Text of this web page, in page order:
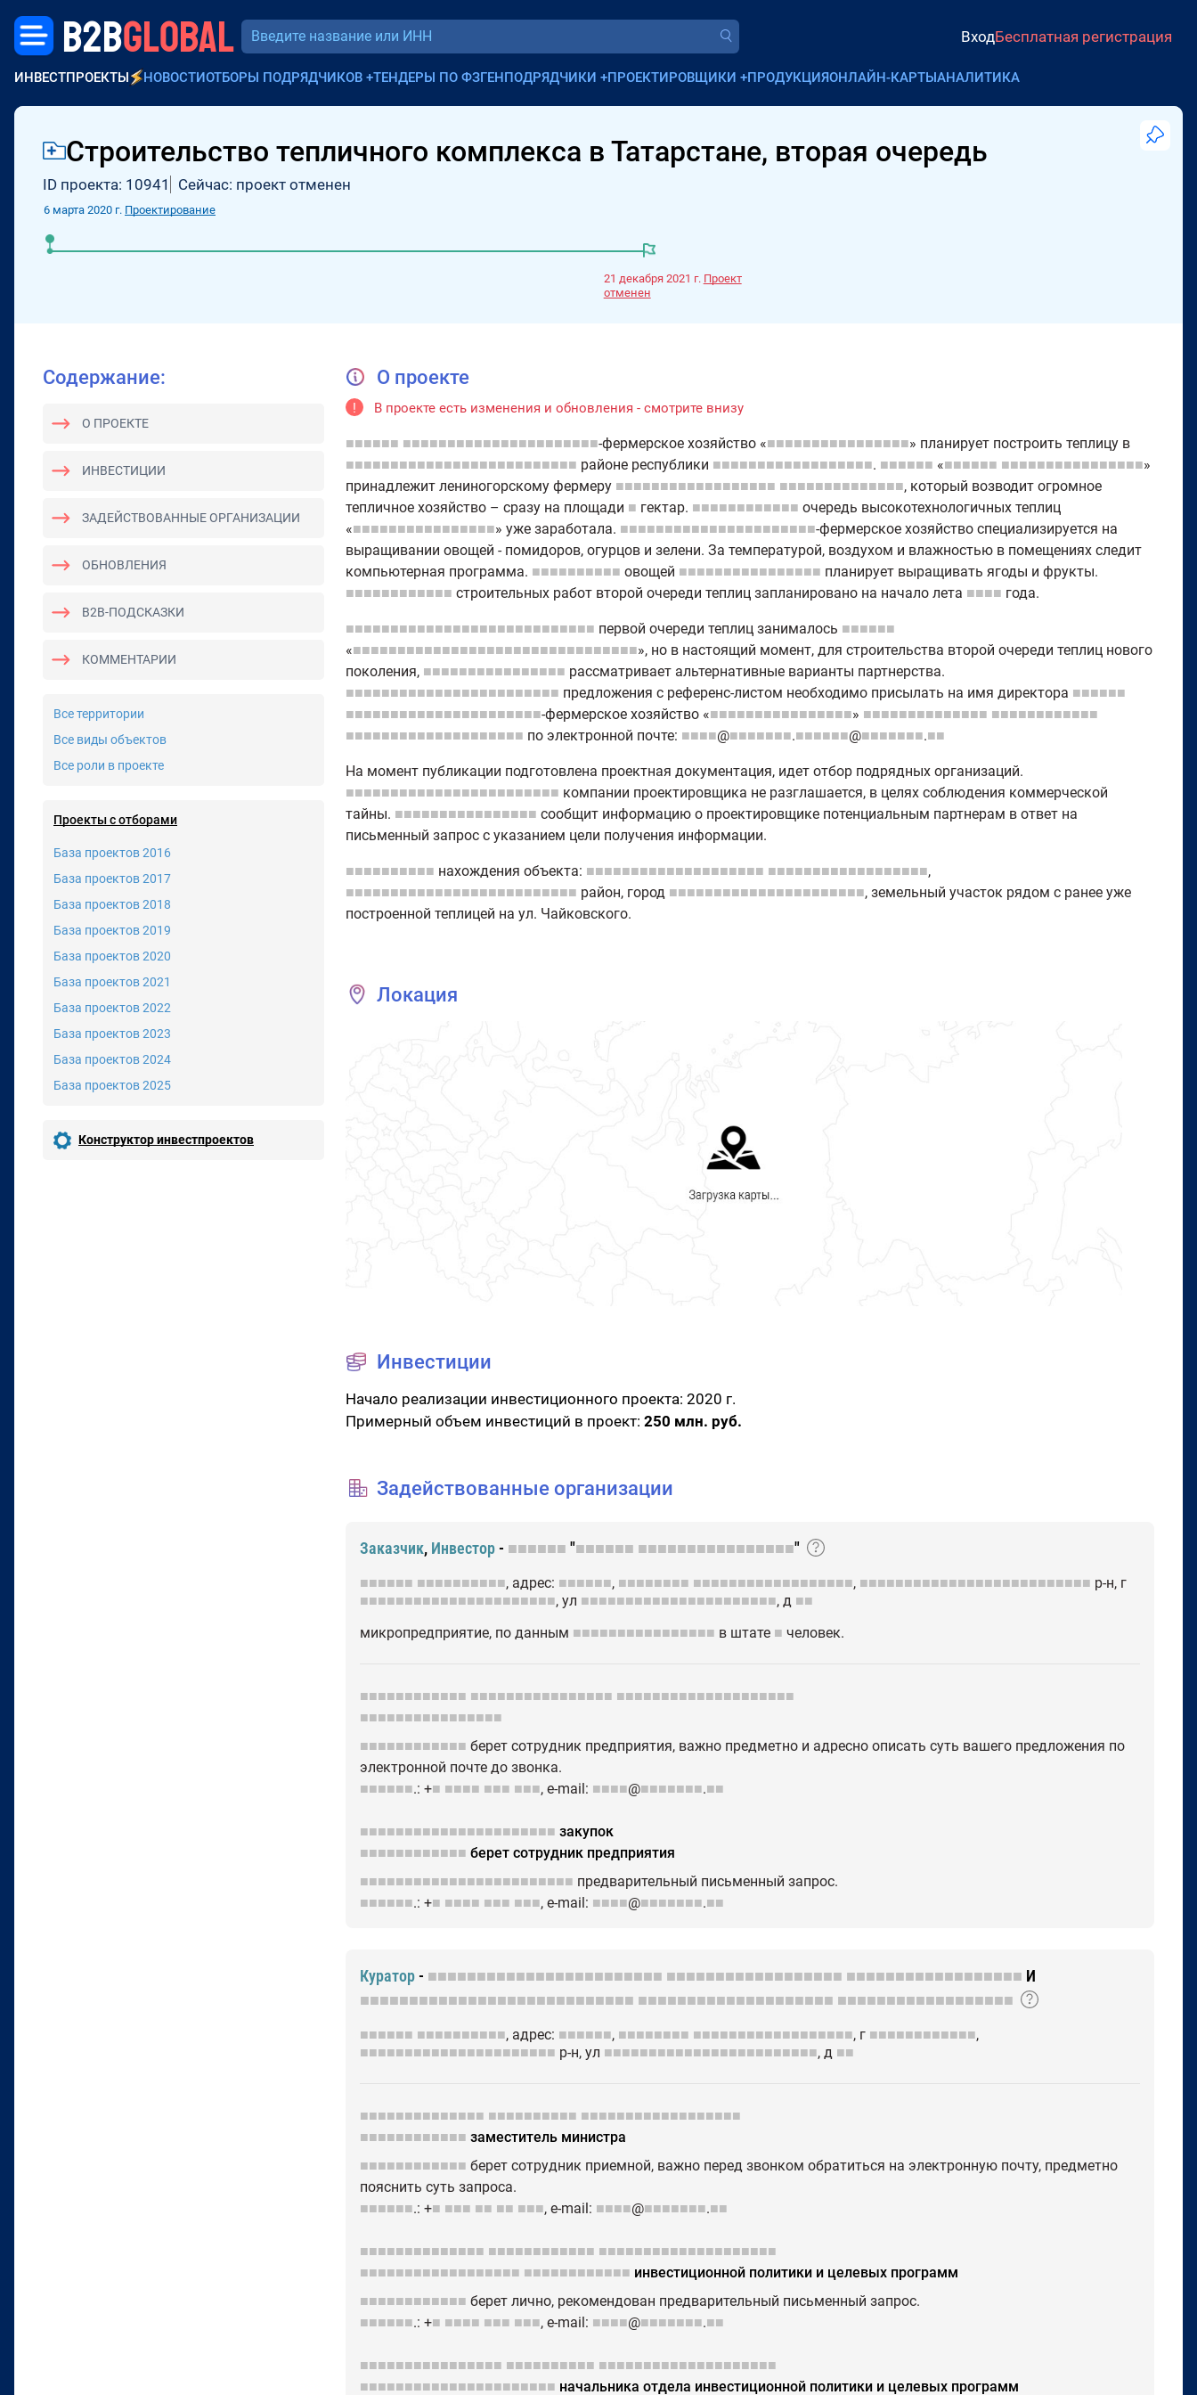
B2BGLOBAL ВходБесплатная регистрация
ИНВЕСТПРОЕКТЫ НОВОСТИОТБОРЫ ПОДРЯДЧИКОВ +ТЕНДЕРЫ ПО ФЗГЕНПОДРЯДЧИКИ +ПРОЕКТИРОВЩИКИ +ПРОДУКЦИЯОНЛАЙН-КАРТЫАНАЛИТИКА
Строительство тепличного комплекса в Татарстане, вторая очередь
ID проекта: 10941 Сейчас: проект отменен
6 марта 2020 г. Проектирование
21 декабря 2021 г. Проект
отменен
О проекте
! В проекте есть изменения и обновления - смотрите внизу
■■■■■■ ■■■■■■■■■■■■■■■■■■■■■■-фермерское хозяйство «■■■■■■■■■■■■■■■■» планирует построить теплицу в
■■■■■■■■■■■■■■■■■■■■■■■■■■ районе республики ■■■■■■■■■■■■■■■■■■. ■■■■■■ «■■■■■■ ■■■■■■■■■■■■■■■■»
принадлежит лениногорскому фермеру ■■■■■■■■■■■■■■■■■■ ■■■■■■■■■■■■■■, который возводит огромное
тепличное хозяйство – сразу на площади ■ гектар. ■■■■■■■■■■■■ очередь высокотехнологичных теплиц
«■■■■■■■■■■■■■■■■» уже заработала. ■■■■■■■■■■■■■■■■■■■■■■-фермерское хозяйство специализируется на
выращивании овощей - помидоров, огурцов и зелени. За температурой, воздухом и влажностью в помещениях следит
компьютерная программа. ■■■■■■■■■■ овощей ■■■■■■■■■■■■■■■■ планирует выращивать ягоды и фрукты.
■■■■■■■■■■■■ строительных работ второй очереди теплиц запланировано на начало лета ■■■■ года.
■■■■■■■■■■■■■■■■■■■■■■■■■■■■ первой очереди теплиц занималось ■■■■■■
«■■■■■■■■■■■■■■■■■■■■■■■■■■■■■■■■», но в настоящий момент, для строительства второй очереди теплиц нового
поколения, ■■■■■■■■■■■■■■■■ рассматривает альтернативные варианты партнерства.
■■■■■■■■■■■■■■■■■■■■■■■■ предложения с референс-листом необходимо присылать на имя директора ■■■■■■
■■■■■■■■■■■■■■■■■■■■■■-фермерское хозяйство «■■■■■■■■■■■■■■■■» ■■■■■■■■■■■■■■ ■■■■■■■■■■■■
■■■■■■■■■■■■■■■■■■■■ по электронной почте: ■■■■@■■■■■■■.■■■■■■@■■■■■■■.■■
На момент публикации подготовлена проектная документация, идет отбор подрядных организаций.
■■■■■■■■■■■■■■■■■■■■■■■■ компании проектировщика не разглашается, в целях соблюдения коммерческой
тайны. ■■■■■■■■■■■■■■■■ сообщит информацию о проектировщике потенциальным партнерам в ответ на
письменный запрос с указанием цели получения информации.
■■■■■■■■■■ нахождения объекта: ■■■■■■■■■■■■■■■■■■■■ ■■■■■■■■■■■■■■■■■■,
■■■■■■■■■■■■■■■■■■■■■■■■■■ район, город ■■■■■■■■■■■■■■■■■■■■■■, земельный участок рядом с ранее уже
построенной теплицей на ул. Чайковского.
Локация
Инвестиции
Начало реализации инвестиционного проекта: 2020 г.
Примерный объем инвестиций в проект: 250 млн. руб.
Задействованные организации
Заказчик, Инвестор - ■■■■■■ "■■■■■■ ■■■■■■■■■■■■■■■■"
■■■■■■ ■■■■■■■■■■, адрес: ■■■■■■, ■■■■■■■■ ■■■■■■■■■■■■■■■■■■, ■■■■■■■■■■■■■■■■■■■■■■■■■■ р-н, г
■■■■■■■■■■■■■■■■■■■■■■, ул ■■■■■■■■■■■■■■■■■■■■■■, д ■■
микропредприятие, по данным ■■■■■■■■■■■■■■■■ в штате ■ человек.
■■■■■■■■■■■■ ■■■■■■■■■■■■■■■■ ■■■■■■■■■■■■■■■■■■■■
■■■■■■■■■■■■■■■■
■■■■■■■■■■■■ берет сотрудник предприятия, важно предметно и адресно описать суть вашего предложения по
электронной почте до звонка.
■■■■■■.: +■ ■■■■ ■■■ ■■■, e-mail: ■■■■@■■■■■■■.■■
■■■■■■■■■■■■■■■■■■■■■■ закупок
■■■■■■■■■■■■ берет сотрудник предприятия
■■■■■■■■■■■■■■■■■■■■■■■■ предварительный письменный запрос.
■■■■■■.: +■ ■■■■ ■■■ ■■■, e-mail: ■■■■@■■■■■■■.■■
Куратор - ■■■■■■■■■■■■■■■■■■■■■■■■ ■■■■■■■■■■■■■■■■■■ ■■■■■■■■■■■■■■■■■■ И
■■■■■■■■■■■■■■■■■■■■■■■■■■■■ ■■■■■■■■■■■■■■■■■■■■ ■■■■■■■■■■■■■■■■■■
■■■■■■ ■■■■■■■■■■, адрес: ■■■■■■, ■■■■■■■■ ■■■■■■■■■■■■■■■■■■, г ■■■■■■■■■■■■,
■■■■■■■■■■■■■■■■■■■■■■ р-н, ул ■■■■■■■■■■■■■■■■■■■■■■■■, д ■■
■■■■■■■■■■■■■■ ■■■■■■■■■■ ■■■■■■■■■■■■■■■■■■
■■■■■■■■■■■■ заместитель министра
■■■■■■■■■■■■ берет сотрудник приемной, важно перед звонком обратиться на электронную почту, предметно
пояснить суть запроса.
■■■■■■.: +■ ■■■ ■■ ■■ ■■■, е-mail: ■■■■@■■■■■■■.■■
■■■■■■■■■■■■■■ ■■■■■■■■■■■■ ■■■■■■■■■■■■■■■■■■■■
■■■■■■■■■■■■■■■■■■ ■■■■■■■■■■■■ инвестиционной политики и целевых программ
■■■■■■■■■■■■ берет лично, рекомендован предварительный письменный запрос.
■■■■■■.: +■ ■■■■ ■■■ ■■■, е-mail: ■■■■@■■■■■■■.■■
■■■■■■■■■■■■■■■■ ■■■■■■■■■■ ■■■■■■■■■■■■■■■■■■■■
■■■■■■■■■■■■■■■■■■■■■■ начальника отдела инвестиционной политики и целевых программ
Содержание:
О ПРОЕКТЕ
ИНВЕСТИЦИИ
ЗАДЕЙСТВОВАННЫЕ ОРГАНИЗАЦИИ
ОБНОВЛЕНИЯ
B2B-ПОДСКАЗКИ
КОММЕНТАРИИ
Все территории
Все виды объектов
Все роли в проекте
Проекты с отборами
База проектов 2016
База проектов 2017
База проектов 2018
База проектов 2019
База проектов 2020
База проектов 2021
База проектов 2022
База проектов 2023
База проектов 2024
База проектов 2025
Конструктор инвестпроектов